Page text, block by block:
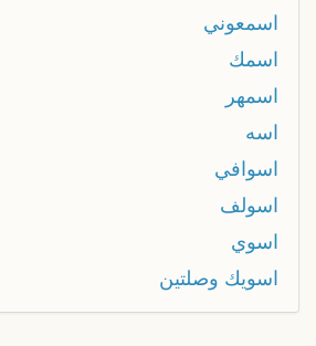
اسمعوني
اسمك
اسمهر
اسه
اسوافي
اسولف
اسوي
اسويك وصلتين